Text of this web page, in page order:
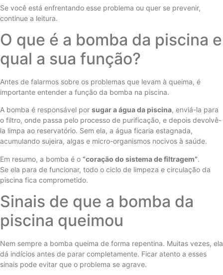
Se você está enfrentando esse problema ou quer se prevenir,
continue a leitura.
O que é a bomba da piscina e
qual a sua função?
Antes de falarmos sobre os problemas que levam à queima, é
importante entender a função da bomba na piscina.
A bomba é responsável por sugar a água da piscina, enviá-la para
o filtro, onde passa pelo processo de purificação, e depois devolvê-
la limpa ao reservatório. Sem ela, a água ficaria estagnada,
acumulando sujeira, algas e micro-organismos nocivos à saúde.
Em resumo, a bomba é o “coração do sistema de filtragem”.
Se ela para de funcionar, todo o ciclo de limpeza e circulação da
piscina fica comprometido.
Sinais de que a bomba da
piscina queimou
Nem sempre a bomba queima de forma repentina. Muitas vezes, ela
dá indícios antes de parar completamente. Ficar atento a esses
sinais pode evitar que o problema se agrave.